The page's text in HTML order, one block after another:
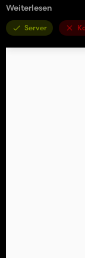
P.S.
Treten Sie unserem
Weiterlesen
Server